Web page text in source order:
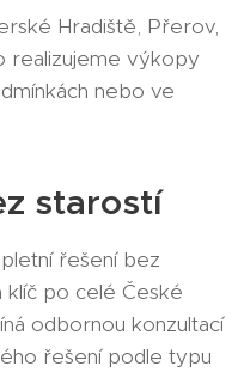
Hradiště, Přerov,
realizujeme výkopy
nebo ve
starostí
řešení bez
klíč po celé České
odbornou konzultací
řešení podle typu